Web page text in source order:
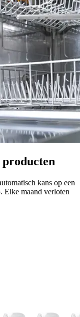
kans op een
Elke maand verloten